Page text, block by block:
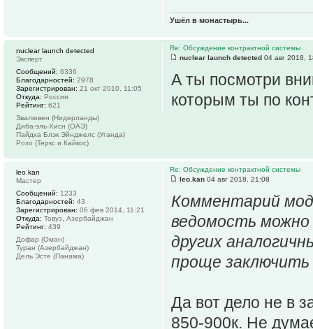
Ушёл в монастырь...
Re: Обсуждение контрактной системы
nuclear launch detected 04 авг 2018,
А ты посмотри
которым ты по
nuclear launch detected
Эксперт
Сообщений: 6336
Благодарностей: 2978
Зарегистрирован: 21 окт 2010, 11:05
Откуда: Россия
Рейтинг: 621
Звалювен (Нидерланды)
Диба-эль-Хисн (ОАЭ)
Пайдха Блэк Эйнджелс (Уганда)
Розо (Теркс и Кайкос)
Re: Обсуждение контрактной системы
leo.kan 04 авг 2018, 21:08
Комментарий
ведомость можно
других
проще
Да вот дело не в
850-900к. Не
leo.kan
Мастер
Сообщений: 1233
Благодарностей: 43
Зарегистрирован: 06 фев 2014, 11:21
Откуда: Товуз, Азербайджан
Рейтинг: 439
Дофар (Оман)
Туран (Азербайджан)
Дель Эсте (Панама)